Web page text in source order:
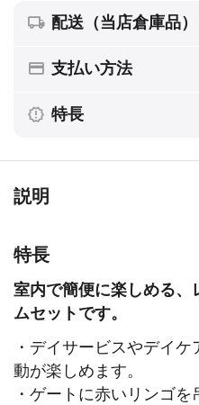
配送（当店倉庫品）
支払い方法
特長
説明
特長
室内で簡便に楽しめる
ムセットです。
・デイサービスやデイ
動が楽しめます。
・ゲートに赤いリンゴ